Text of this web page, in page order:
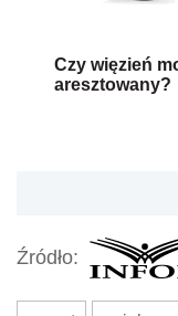
Czy więzień
aresztowany?
Źródło: